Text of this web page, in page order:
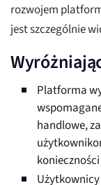
rozwojem
jest szczególnie
Platforma
handlowe,